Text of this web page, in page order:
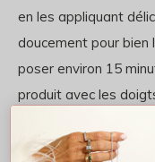
en les appliquant
doucement pour bien
poser environ 15
produit avec les